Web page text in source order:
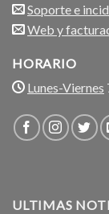
Soporte e
Web y
HORARIO
Lunes-Viernes
ULTIMAS